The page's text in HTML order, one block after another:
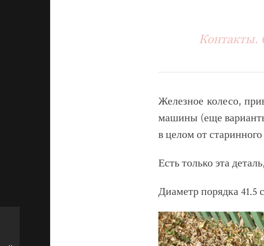
Контакты.
Железное колесо,
машины (еще
в целом от
Есть только эта
Диаметр порядка 41.5